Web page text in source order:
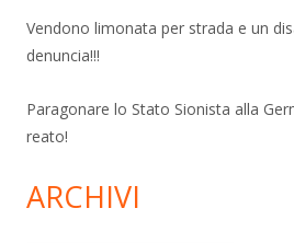
Vendono limonata per strada e un
denuncia!!!
Paragonare lo Stato Sionista alla
reato!
ARCHIVI